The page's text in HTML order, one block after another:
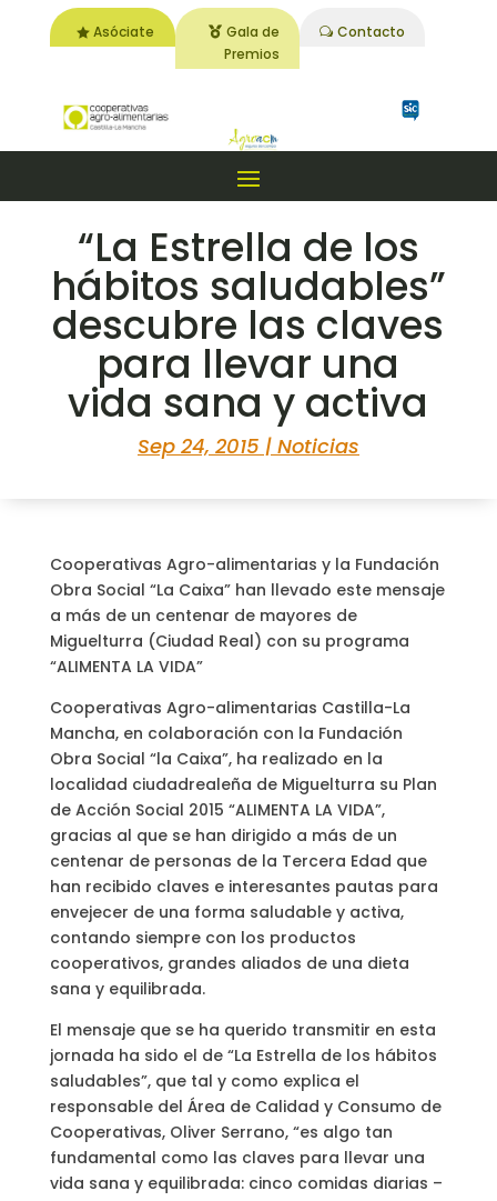
Asóciate
Gala de
Premios
Contacto
“La Estrella de los
hábitos saludables”
descubre las claves
para llevar una
vida sana y activa
Sep 24, 2015 | Noticias
Cooperativas Agro-alimentarias y la Fundación
Obra Social “La Caixa” han llevado este mensaje
a más de un centenar de mayores de
Miguelturra (Ciudad Real) con su programa
“ALIMENTA LA VIDA”
Cooperativas Agro-alimentarias Castilla-La
Mancha, en colaboración con la Fundación
Obra Social “la Caixa”, ha realizado en la
localidad ciudadrealeña de Miguelturra su Plan
de Acción Social 2015 “ALIMENTA LA VIDA”,
gracias al que se han dirigido a más de un
centenar de personas de la Tercera Edad que
han recibido claves e interesantes pautas para
envejecer de una forma saludable y activa,
contando siempre con los productos
cooperativos, grandes aliados de una dieta
sana y equilibrada.
El mensaje que se ha querido transmitir en esta
jornada ha sido el de “La Estrella de los hábitos
saludables”, que tal y como explica el
responsable del Área de Calidad y Consumo de
Cooperativas, Oliver Serrano, “es algo tan
fundamental como las claves para llevar una
vida sana y equilibrada: cinco comidas diarias –